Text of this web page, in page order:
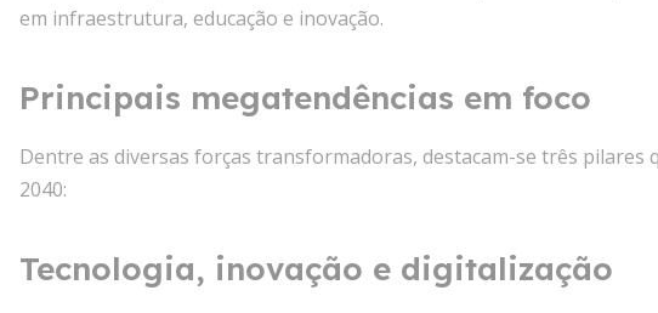
em infraestrutura, educação e inovação.
Principais megatendências em foco
Dentre as diversas forças transformadoras, destacam-se três
2040:
Tecnologia, inovação e digitalização